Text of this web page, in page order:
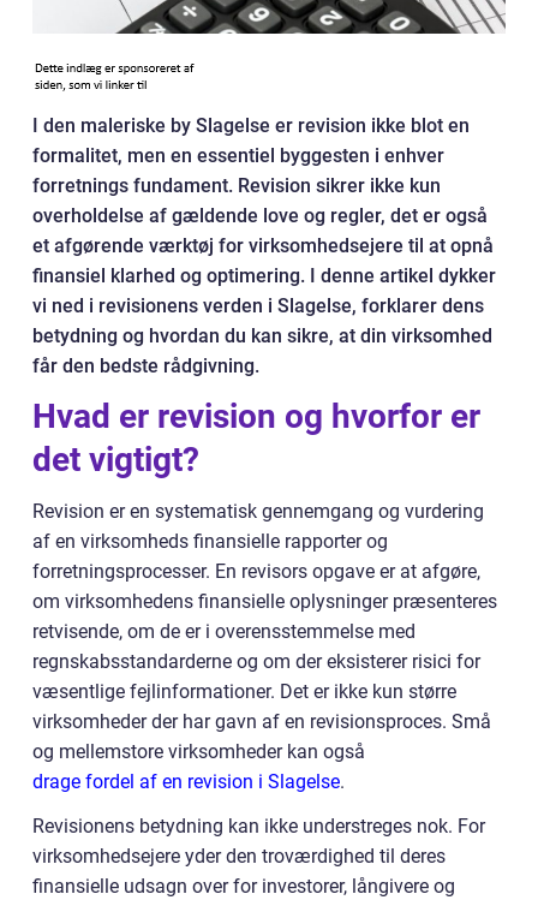
I den maleriske by Slagelse er revision ikke blot en
formalitet, men en essentiel byggesten i enhver
forretnings fundament. Revision sikrer ikke kun
overholdelse af gældende love og regler, det er også
et afgørende værktøj for virksomhedsejere til at opnå
finansiel klarhed og optimering. I denne artikel dykker
vi ned i revisionens verden i Slagelse, forklarer dens
betydning og hvordan du kan sikre, at din virksomhed
får den bedste rådgivning.
Hvad er revision og hvorfor er
det vigtigt?
Revision er en systematisk gennemgang og vurdering
af en virksomheds finansielle rapporter og
forretningsprocesser. En revisors opgave er at afgøre,
om virksomhedens finansielle oplysninger præsenteres
retvisende, om de er i overensstemmelse med
regnskabsstandarderne og om der eksisterer risici for
væsentlige fejlinformationer. Det er ikke kun større
virksomheder der har gavn af en revisionsproces. Små
og mellemstore virksomheder kan også
drage fordel af en revision i Slagelse.
Revisionens betydning kan ikke understreges nok. For
virksomhedsejere yder den troværdighed til deres
finansielle udsagn over for investorer, långivere og